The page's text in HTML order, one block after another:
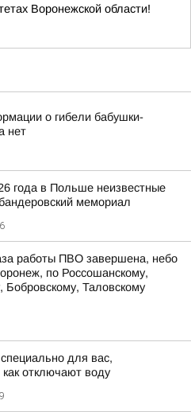
Воронежской области!
о гибели бабушки-
нет
года в Польше неизвестные
мемориал
работы ПВО завершена, небо
по Россошанскому,
Бобровскому, Таловскому
для вас,
отключают воду